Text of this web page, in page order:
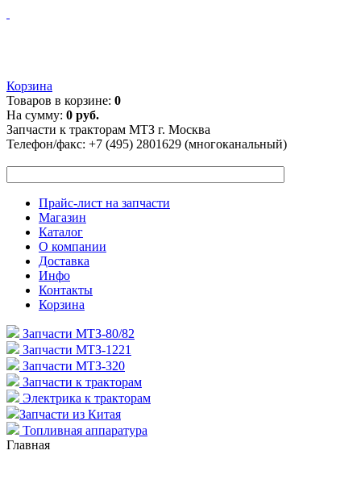
Корзина
Товаров в корзине: 0
На сумму: 0 руб.
Запчасти к тракторам МТЗ г. Москва
Телефон/факс: +7 (495) 2801629 (многоканальный)
Прайс-лист на запчасти
Магазин
Каталог
О компании
Доставка
Инфо
Контакты
Корзина
Запчасти МТЗ-80/82
Запчасти МТЗ-1221
Запчасти МТЗ-320
Запчасти к тракторам
Электрика к тракторам
Запчасти из Китая
Топливная аппаратура
Главная